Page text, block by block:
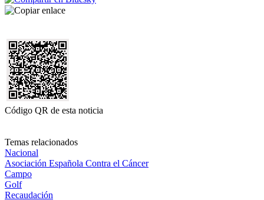
Código QR de esta noticia
Temas relacionados
Nacional
Asociación Española Contra el Cáncer
Campo
Golf
Recaudación